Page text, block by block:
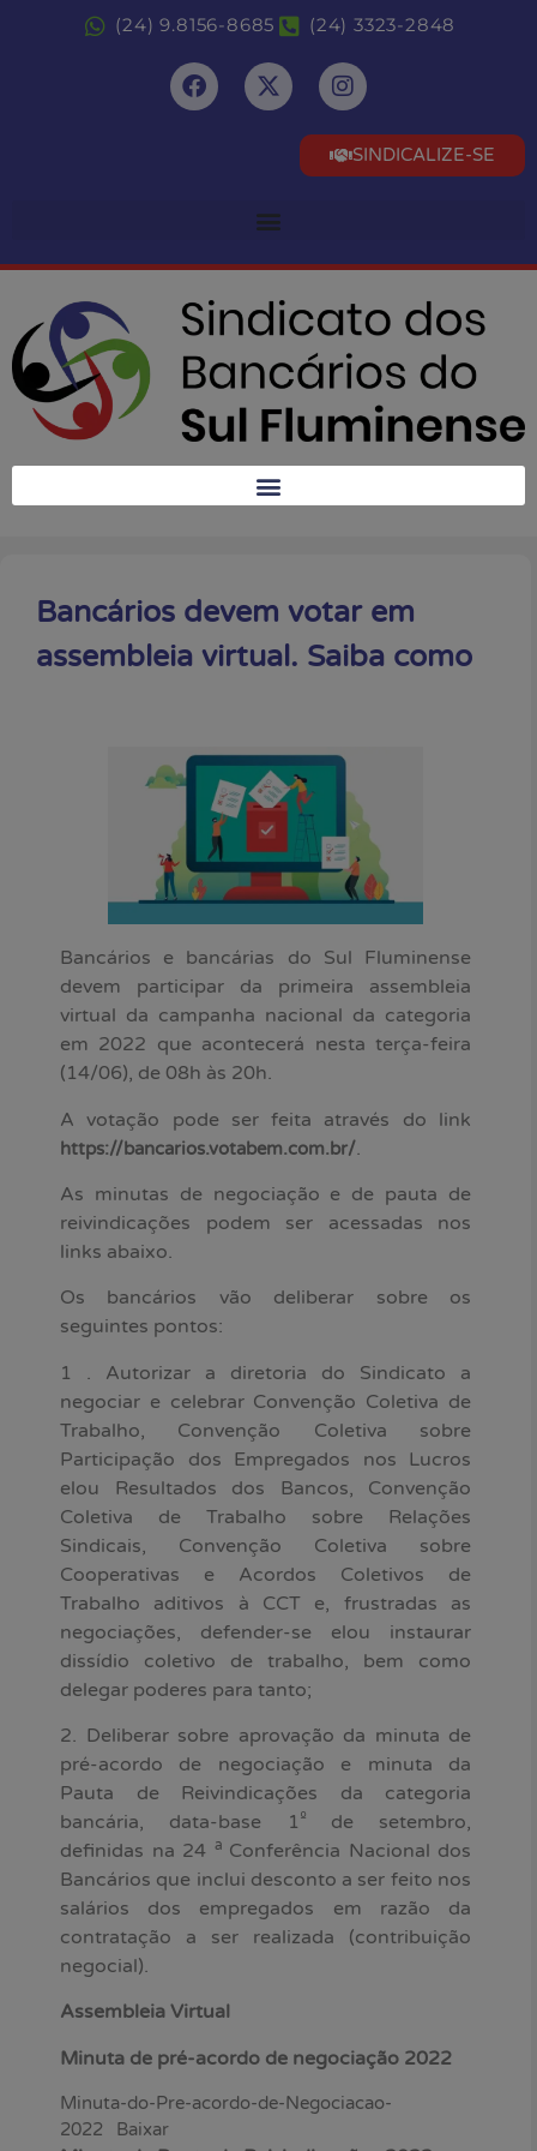
(24) 9.8156-8685 (24) 3323-2848
SINDICALIZE-SE
Bancários devem votar em
assembleia virtual. Saiba como
Bancários e bancárias do Sul Fluminense
devem participar da primeira assembleia
virtual da campanha nacional da categoria
em 2022 que acontecerá nesta terça-feira
(14/06), de 08h às 20h.
A votação pode ser feita através do link
https://bancarios.votabem.com.br/.
As minutas de negociação e de pauta de
reivindicações podem ser acessadas nos
links abaixo.
Os bancários vão deliberar sobre os
seguintes pontos:
1 . Autorizar a diretoria do Sindicato a
negociar e celebrar Convenção Coletiva de
Trabalho, Convenção Coletiva sobre
Participação dos Empregados nos Lucros
elou Resultados dos Bancos, Convenção
Coletiva de Trabalho sobre Relações
Sindicais, Convenção Coletiva sobre
Cooperativas e Acordos Coletivos de
Trabalho aditivos à CCT e, frustradas as
negociações, defender-se elou instaurar
dissídio coletivo de trabalho, bem como
delegar poderes para tanto;
2. Deliberar sobre aprovação da minuta de
pré-acordo de negociação e minuta da
Pauta de Reivindicações da categoria
bancária, data-base 1 º de setembro,
definidas na 24 a Conferência Nacional dos
Bancários que inclui desconto a ser feito nos
salários dos empregados em razão da
contratação a ser realizada (contribuição
negocial).
Assembleia Virtual
Minuta de pré-acordo de negociação 2022
Minuta-do-Pre-acordo-de-Negociacao-
2022
Baixar